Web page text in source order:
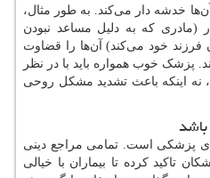
خدشه دار می‌کند. به طور مثال،
(مادری که به دلیل مساعد نبودن
خود می‌کند) آن‌ها را قضاوت
پزشک خوب همواره باید با در نظر
نه اینکه باعث تشدید مشکل روحی
پزشکی است. تمامی مراجع دینی
تاکید کرده تا بیماران با خیالی